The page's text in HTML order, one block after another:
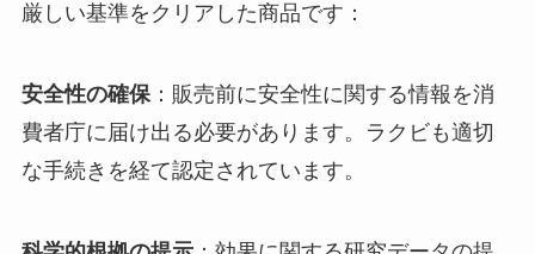
厳しい基準をクリアした商品です：
安全性の確保：販売前に安全性に関する情報を消
費者庁に届け出る必要があります。ラクビも適切
な手続きを経て認定されています。